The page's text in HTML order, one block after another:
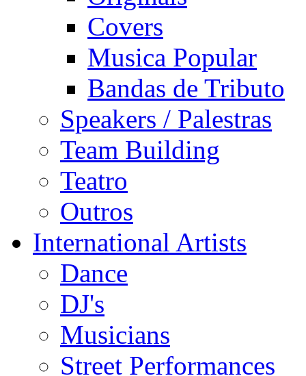
Covers
Musica Popular
Bandas de Tributo
Speakers / Palestras
Team Building
Teatro
Outros
International Artists
Dance
DJ's
Musicians
Street Performances